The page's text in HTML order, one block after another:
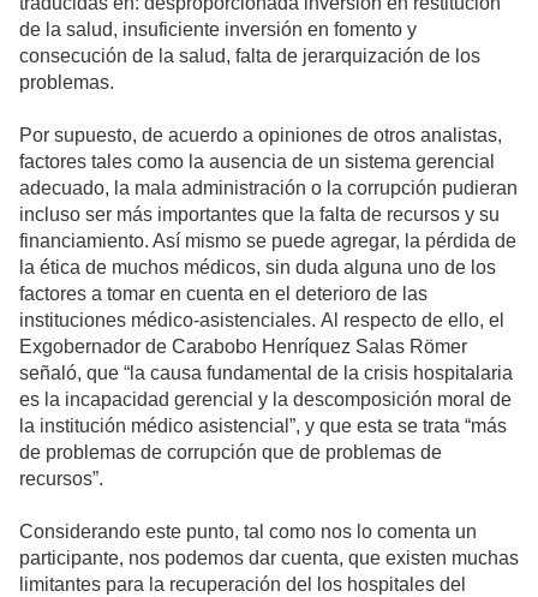
de la salud, insuficiente inversión en fomento y
consecución de la salud, falta de jerarquización de los
problemas.
Por supuesto, de acuerdo a opiniones de otros analistas,
factores tales como la ausencia de un sistema gerencial
adecuado, la mala administración o la corrupción pudieran
incluso ser más importantes que la falta de recursos y su
financiamiento. Así mismo se puede agregar, la pérdida de
la ética de muchos médicos, sin duda alguna uno de los
factores a tomar en cuenta en el deterioro de las
instituciones médico-asistenciales. Al respecto de ello, el
Exgobernador de Carabobo Henríquez Salas Römer
señaló, que “la causa fundamental de la crisis hospitalaria
es la incapacidad gerencial y la descomposición moral de
la institución médico asistencial”, y que esta se trata “más
de problemas de corrupción que de problemas de
recursos”.
Considerando este punto, tal como nos lo comenta un
participante, nos podemos dar cuenta, que existen muchas
limitantes para la recuperación del los hospitales del